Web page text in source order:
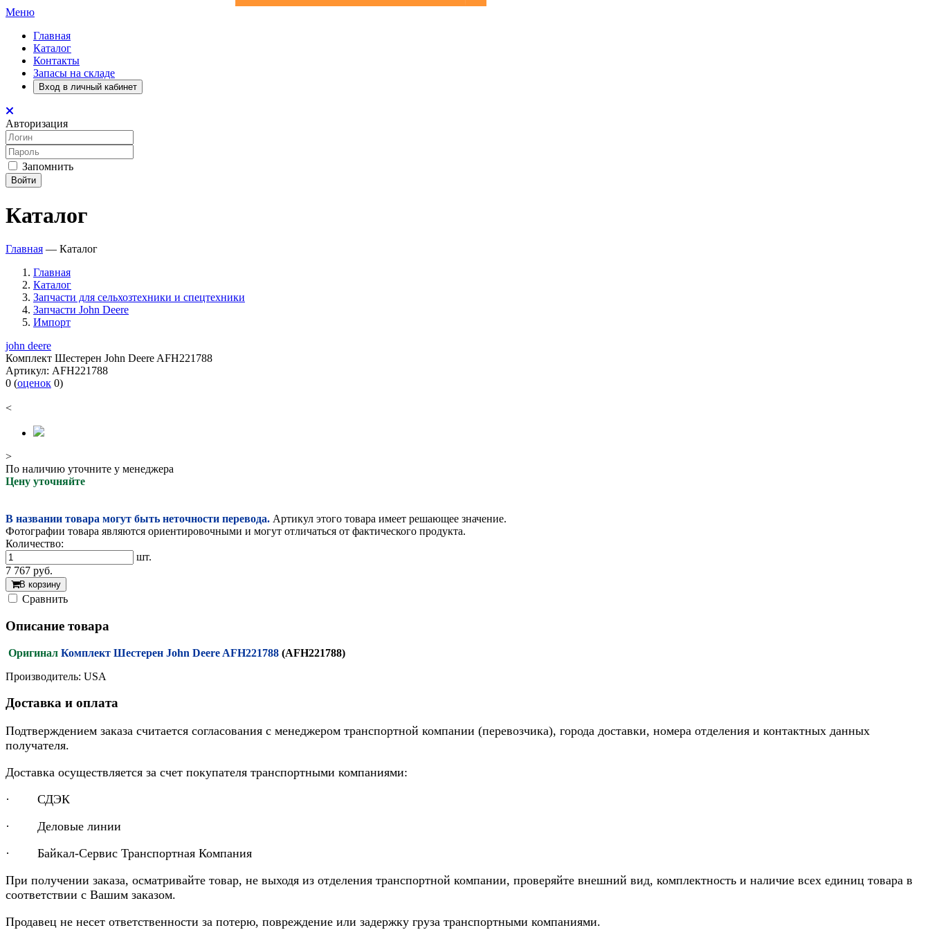
Меню
Главная
Каталог
Контакты
Запасы на складе
Вход в личный кабинет
Авторизация
Запомнить
Войти
Каталог
Главная — Каталог
Главная
Каталог
Запчасти для сельхозтехники и спецтехники
Запчасти John Deere
Импорт
john deere
Комплект Шестерен John Deere AFH221788
Артикул: AFH221788
0 (оценок 0)
<
>
По наличию уточните у менеджера
Цену уточняйте
В названии товара могут быть неточности перевода. Артикул этого товара имеет решающее значение.
Фотографии товара являются ориентировочными и могут отличаться от фактического продукта.
Количество:
шт.
7 767 руб.
В корзину
Cравнить
Описание товара
Оригинал Комплект Шестерен John Deere AFH221788 (AFH221788)
Производитель: USA
Доставка и оплата
Подтверждением заказа считается согласования с менеджером транспортной компании (перевозчика), города доставки, номера отделения и контактных данных
получателя.
Доставка осуществляется за счет покупателя транспортными компаниями:
· СДЭК
· Деловые линии
· Байкал-Сервис Транспортная Компания
При получении заказа, осматривайте товар, не выходя из отделения транспортной компании, проверяйте внешний вид, комплектность и наличие всех единиц товара в
соответствии с Вашим заказом.
Продавец не несет ответственности за потерю, повреждение или задержку груза транспортными компаниями.